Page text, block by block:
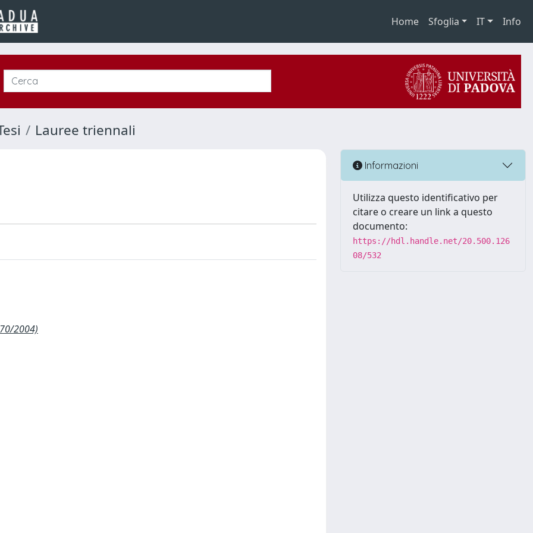
Home Sfoglia IT Info
Lauree triennali
2004)
Informazioni
Utilizza questo identificativo per
citare o creare un link a questo
documento:
https://hdl.handle.net/20.500.126
08/532